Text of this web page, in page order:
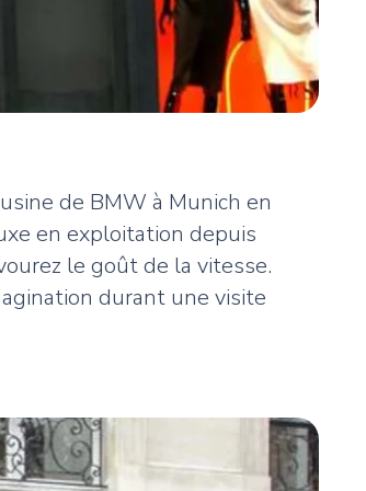
de BMW à Munich en
en exploitation depuis
le goût de la vitesse.
durant une visite